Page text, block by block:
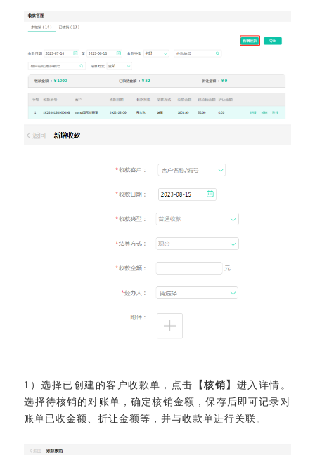
1）选择已创建的客户收款单，点击 【核销】 进入详情。
选择待核销的对账单，确定核销金额，保存后即可记录对
账单已收金额、折让金额等，并与收款单进行关联。